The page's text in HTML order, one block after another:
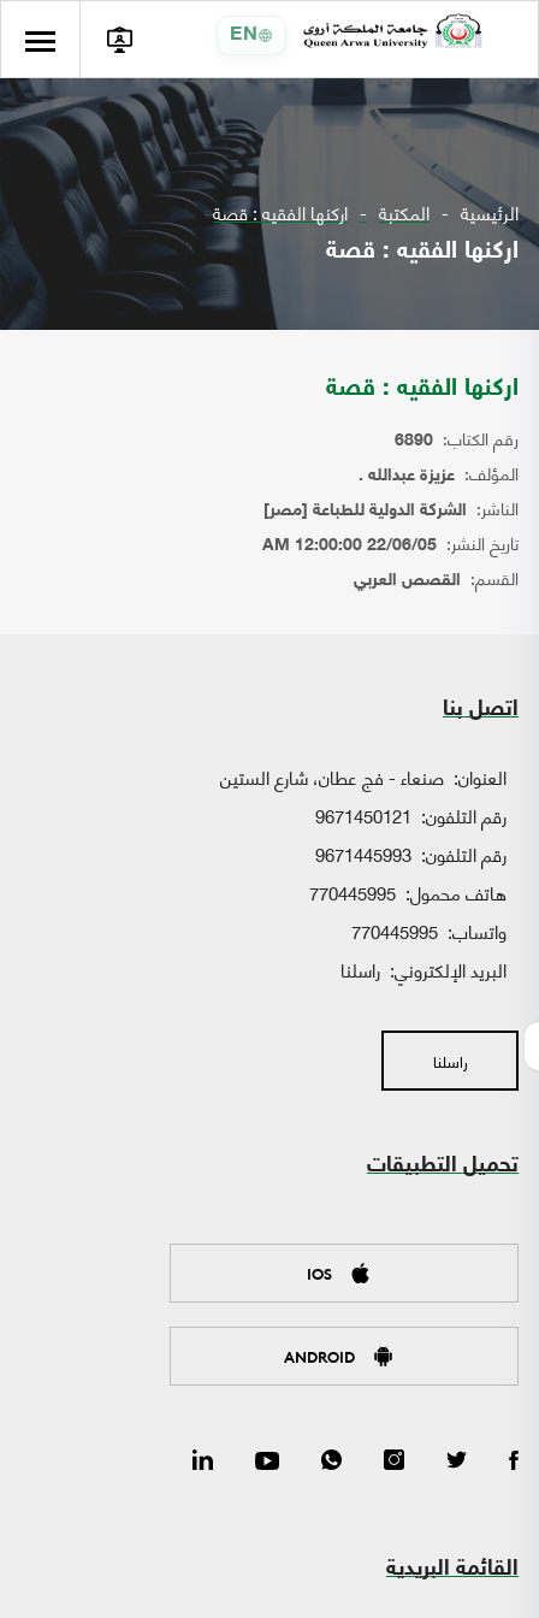
EN
الرئيسية المكتبة اركنها الفقيه : قصة
اركنها الفقيه : قصة
اركنها الفقيه : قصة
رقم الكتاب: 6890
المؤلف: عزيزة عبدالله .
الناشر: الشركة الدولية للطباعة [مصر]
تاريخ النشر: 22/06/05 12:00:00 AM
القسم: القصص العربي
اتصل بنا
العنوان: صنعاء - فج عطان، شارع الستين
رقم التلفون: 9671450121
رقم التلفون: 9671445993
هاتف محمول: 770445995
واتساب:
البريد الإلكتروني: راسلنا
راسلنا
تحميل التطبيقات
IOS
ANDROID
القائمة البريدية